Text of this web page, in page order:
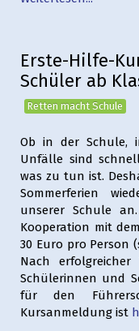
Erste-Hilfe-
Schüler ab
Retten macht Schule
Ob in der Schule,
Unfälle sind
was zu tun ist.
Sommerferien
unserer Schule
Kooperation mit
30 Euro pro Person
Nach
Schülerinnen und
für den
Kursanmeldung ist